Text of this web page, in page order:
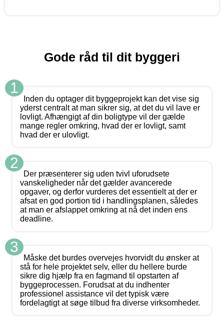
Gode råd til dit byggeri
1
Inden du optager dit byggeprojekt kan det vise sig
yderst centralt at man sikrer sig, at det du vil lave er
lovligt. Afhængigt af din boligtype vil der gælde
mange regler omkring, hvad der er lovligt, samt
hvad der er ulovligt.
2
Der præsenterer sig uden tvivl uforudsete
vanskeligheder når det gælder avancerede
opgaver, og derfor vurderes det essentielt at der er
afsat en god portion tid i handlingsplanen, således
at man er afslappet omkring at nå det inden ens
deadline.
3
Måske det burdes overvejes hvorvidt du ønsker at
stå for hele projektet selv, eller du hellere burde
sikre dig hjælp fra en fagmand til opstarten af
byggeprocessen. Forudsat at du indhenter
professionel assistance vil det typisk være
fordelagtigt at søge tilbud fra diverse virksomheder.